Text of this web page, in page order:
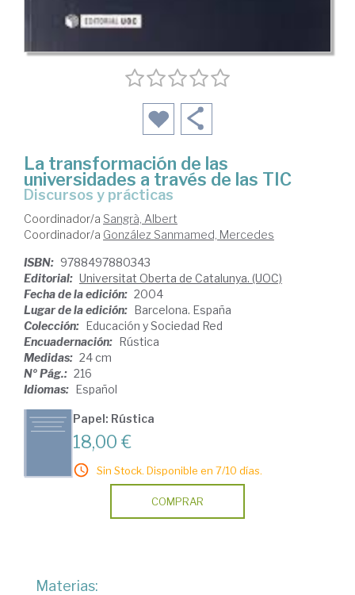
La transformación de las
universidades a través de las TIC
discursos y prácticas
Coordinador/a Sangrà, Albert
Coordinador/a González Sanmamed, Mercedes
ISBN: 9788497880343
Editorial: Universitat Oberta de Catalunya. (UOC)
Fecha de la edición: 2004
Lugar de la edición: Barcelona. España
Colección: Educación y Sociedad Red
Encuadernación: Rústica
Medidas: 24 cm
Nº Pág.: 216
Idiomas: Español
Papel: Rústica
18,00 €
Sin Stock. Disponible en 7/10 días.
COMPRAR
Materias: